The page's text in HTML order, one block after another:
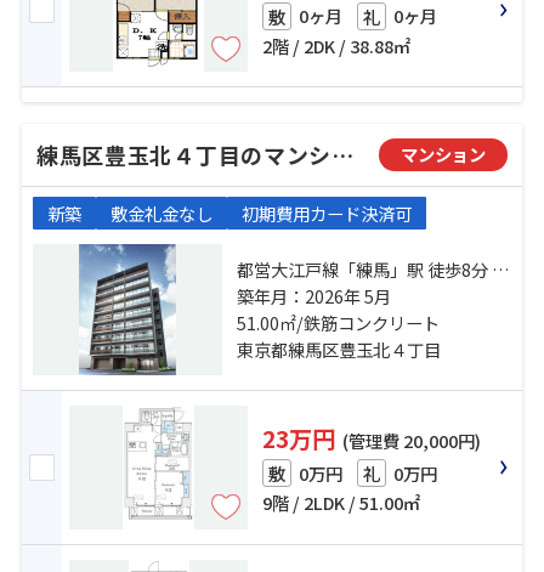
敷 0ヶ月 礼 0ヶ月
2階 / 2DK / 38.88㎡
練馬区豊玉北４丁目のマンション マンション
新築 敷金礼金なし 初期費用カード決済可
都営大江戸線「練馬」駅 徒歩8分 西
武池袋線「桜台」駅 徒歩8分 西武有
楽町線「新桜台」駅 徒歩17分
築年月：2026年 5月
51.00㎡/鉄筋コンクリート
東京都練馬区豊玉北４丁目
23万円 (管理費 20,000円)
敷 0万円 礼 0万円
9階 / 2LDK / 51.00㎡